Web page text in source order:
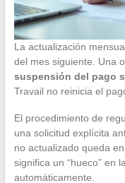
La actualización
del mes siguiente. Una
suspensión del pago
Travail no reinicia el
El procedimiento de
una solicitud explícita
no actualizado queda
significa un “hueco” en
automáticamente.